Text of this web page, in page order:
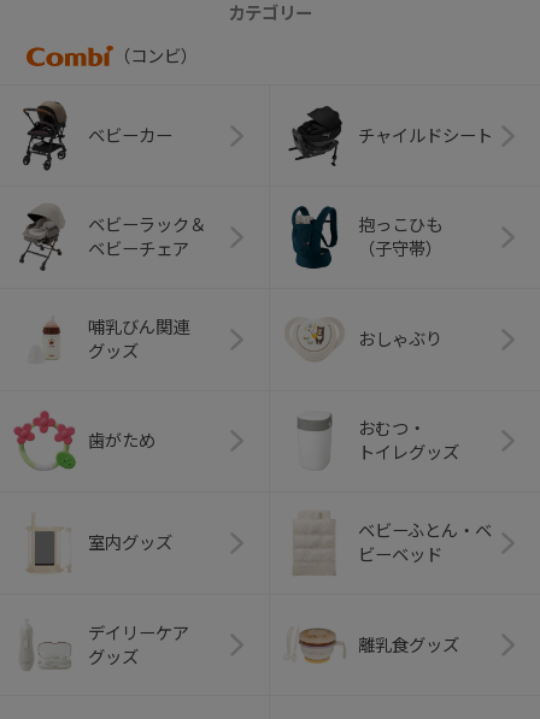
カテゴリー
（コンビ）
ベビーカー チャイルドシート
ベビーラック＆
ベビーチェア
抱っこひも
（子守帯）
哺乳びん関連
グッズ
おしゃぶり
歯がため
おむつ・
トイレグッズ
室内グッズ
ベビーふとん・ベ
ビーベッド
デイリーケア
グッズ
離乳食グッズ